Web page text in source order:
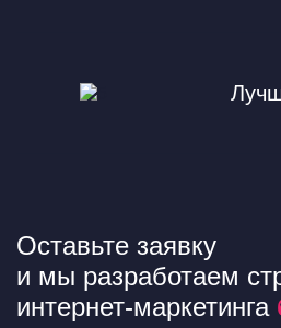
Оставьте заявку
и мы разработаем
интернет-маркетинга